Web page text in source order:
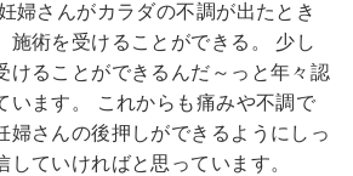
婦さんがカラダの不調が出たとき
施術を受けることができる。
少し
けることができるんだ～っと年々認
います。
これからも痛みや不調で
婦さんの後押しができるようにしっ
していければと思っています。